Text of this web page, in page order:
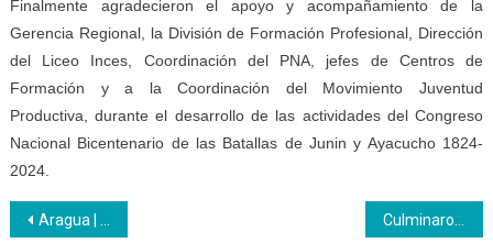
Finalmente agradecieron el apoyo y acompañamiento de la
Gerencia Regional, la División de Formación Profesional, Dirección
del Liceo Inces, Coordinación del PNA, jefes de Centros de
Formación y a la Coordinación del Movimiento Juventud
Productiva, durante el desarrollo de las actividades del Congreso
Nacional Bicentenario de las Batallas de Junin y Ayacucho 1824-
2024.
Navegación
Aragua | El Inces fortalece la formación técnica profesional en alianza con la Instancia organizativa Suiza Venezolana Henry Pittier